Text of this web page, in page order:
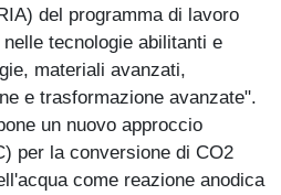
del programma di lavoro
tecnologie abilitanti e
materiali avanzati,
e trasformazione avanzate".
un nuovo approccio
per la conversione di CO2
come reazione anodica